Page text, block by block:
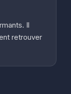
Il
retrouver